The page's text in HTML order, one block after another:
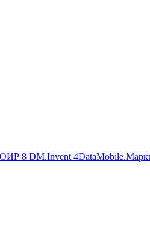
8 DM.Invent 4